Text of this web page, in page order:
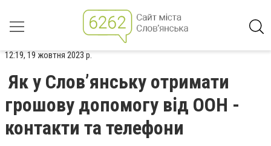
12:19, 19 жовтня 2023 р.
Як у Слов’янську отримати
грошову допомогу від ООН -
контакти та телефони